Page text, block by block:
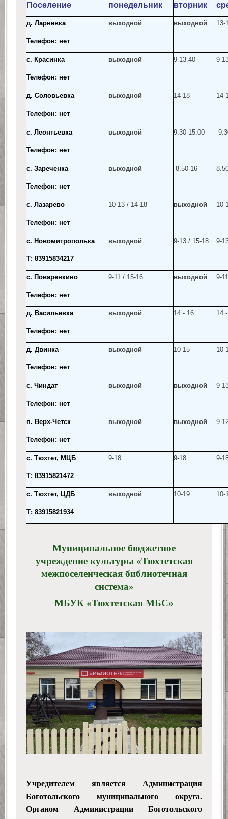
Поселение понедельник вторник
д. Ларневка
Телефон: нет
выходной выходной 13-
с. Красинка
Телефон: нет
выходной 9-13.40 9-
д. Соловьевка
Телефон: нет
выходной 14-18 14-
с. Леонтьевка
Телефон: нет
выходной 9.30-15.00
с. Зареченка
Телефон: нет
выходной 8.50-16
с. Лазарево
Телефон: нет
10-13 / 14-18 выходной 10-
с. Новомитрополька
Т: 83915834217
выходной 9-13 / 15-18 9-
с. Поваренкино
Телефон: нет
9-11 / 15-16 выходной 9-
д. Васильевка
Телефон: нет
выходной 14 - 16 14
д. Двинка
Телефон: нет
выходной 10-15 10-
с. Чиндат
Телефон: нет
выходной выходной 9-
п. Верх-Четск
Телефон: нет
выходной выходной 9-
с. Тюхтет, МЦБ
Т: 83915821472
9-18 9-18 9-
с. Тюхтет, ЦДБ
Т: 83915821934
выходной 10-19 10-
Муниципальное бюджетное
учреждение культуры «Тюхтетская
межпоселенческая библиотечная
система»
МБУК «Тюхтетская МБС»
Учредителем является Администрация
Боготольского муниципального округа.
Органом Администрации Боготольского